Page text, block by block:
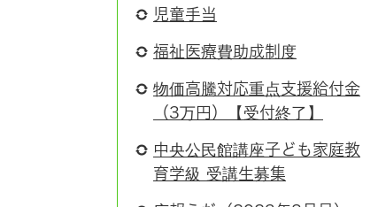
児童手当
福祉医療費助成制度
物価高騰対応重点支援給付金
（3万円）【受付終了】
中央公民館講座子ども家庭教
育学級 受講生募集